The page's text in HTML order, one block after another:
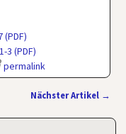
3 (PDF)
permalink
Nächster Artikel →